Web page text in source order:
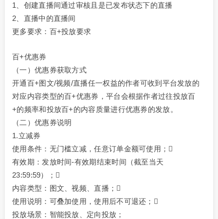
1、创建直播间通过审核且是已发布状态下的直播
2、直播中的直播间
更多要求：百+投放要求
百+优惠券
（一）优惠券获取方式
开通百+图文/视频/直播任一权益的作者可收到平台发放的
对应内容类型的百+优惠券，平台会根据作者过往投放百
+的频率和投放百+的内容质量进行优惠券的发放。
（二）优惠券说明
1.立减券
使用条件：无门槛立减，任意订单金额可使用；
有效期：发放时间-有效期结束时间（截至当天
23:59:59）；
内容类型：图文、视频、直播；
使用说明：可叠加使用，使用后不可退还；
投放场景：智能投放、定向投放；